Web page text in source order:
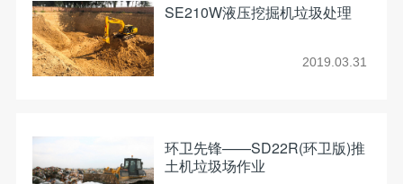
SE210W液压挖掘机垃圾处理
2019.03.31
环卫先锋——SD22R(环卫版)推
土机垃圾场作业